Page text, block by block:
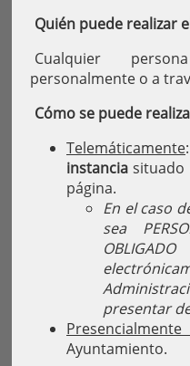
Quién puede realizar
Cualquier
personalmente o a
Cómo se puede
Telemáticamente
instancia situado
página.
En el caso
sea
presentar
Ayuntamiento.